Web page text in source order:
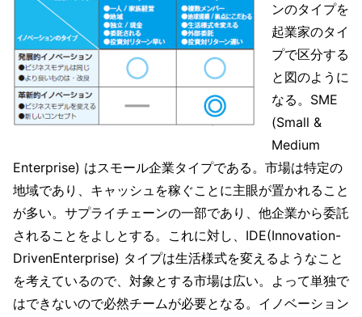
ンのタイプを
起業家のタイ
プで区分する
と図のように
なる。SME
(Small &
Medium
Enterprise) はスモール企業タイプである。市場は特定の
地域であり、キャッシュを稼ぐことに主眼が置かれること
が多い。サプライチェーンの一部であり、他企業から委託
されることをよしとする。これに対し、IDE(Innovation-
DrivenEnterprise) タイプは生活様式を変えるようなこと
を考えているので、対象とする市場は広い。よって単独で
はできないので必然チームが必要となる。イノベーション